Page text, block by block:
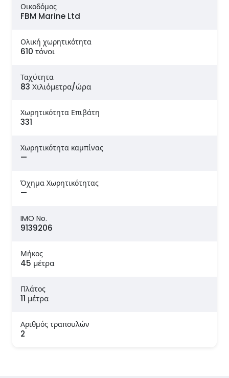
Οικοδόμος
FBM Marine Ltd
Ολική χωρητικότητα
610 τόνοι
Ταχύτητα
83 Χιλιόμετρα/ώρα
Χωρητικότητα Επιβάτη
331
Χωρητικότητα καμπίνας
—
Όχημα Χωρητικότητας
—
IMO No.
9139206
Μήκος
45 μέτρα
Πλάτος
11 μέτρα
Αριθμός τραπουλών
2